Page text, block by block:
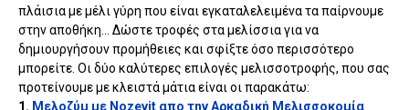
πλάισια με μέλι γύρη που είναι εγκαταλελειμένα τα παίρνουμε
στην αποθήκη... Δώστε τροφές στα μελίσσια για να
δημιουργήσουν προμήθειες και σφίξτε όσο περισσότερο
μπορείτε. Οι δύο καλύτερες επιλογές μελισσοτροφής, που σας
προτείνουμε με κλειστά μάτια είναι οι παρακάτω:
1. Μελοζύμ με Nozevit απο την Αρκαδική Μελισσοκομία